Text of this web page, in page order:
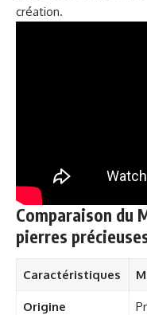
création.
Comparaison du
pierres
Caractéristiques
Origine